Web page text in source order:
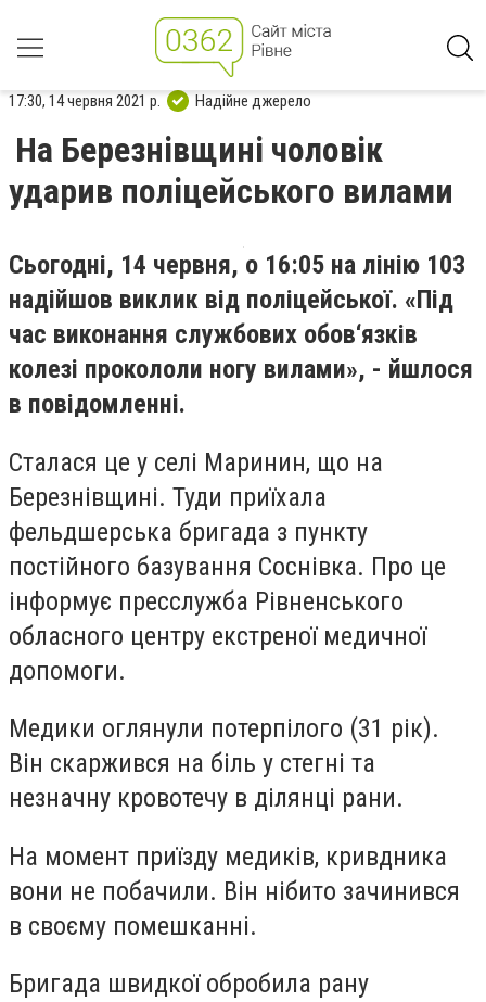
17:30, 14 червня 2021 р. Надійне джерело
На Березнівщині чоловік
ударив поліцейського вилами
Сьогодні, 14 червня, о 16:05 на лінію 103
надійшов виклик від поліцейської. «Під
час виконання службових обов‘язків
колезі прокололи ногу вилами», - йшлося
в повідомленні.
Сталася це у селі Маринин, що на
Березнівщині. Туди приїхала
фельдшерська бригада з пункту
постійного базування Соснівка. Про це
інформує пресслужба Рівненського
обласного центру екстреної медичної
допомоги.
Медики оглянули потерпілого (31 рік).
Він скаржився на біль у стегні та
незначну кровотечу в ділянці рани.
На момент приїзду медиків, кривдника
вони не побачили. Він нібито зачинився
в своєму помешканні.
Бригада швидкої обробила рану